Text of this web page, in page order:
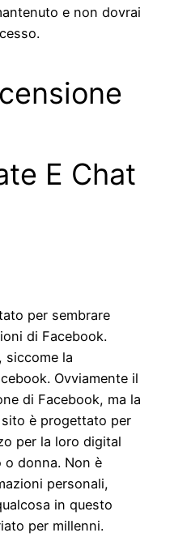
e non dovrai
E Chat
per sembrare
di Facebook.
siccome la
Ovviamente il
di Facebook, ma la
è progettato per
per la loro digital
o donna. Non è
personali,
in questo
per millenni.